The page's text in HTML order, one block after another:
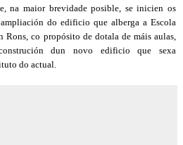
na maior brevidade posible, se inicien os
do edificio que alberga a Escola
co propósito de dotala de máis aulas,
dun novo edificio que sexa
do actual.